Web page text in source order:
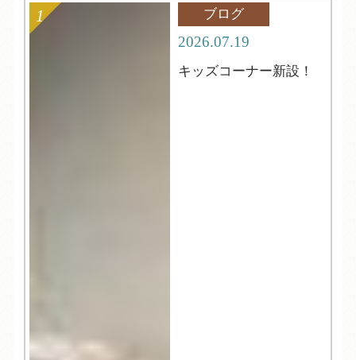
ブログ
2026.07.19
キッズコーナー新設！